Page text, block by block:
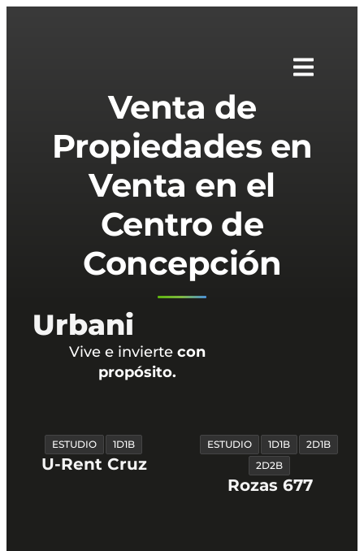
Venta de
Propiedades en
Venta en el
Centro de
Concepción
Urbani
Vive e invierte con
propósito.
ESTUDIO 1D1B
U-Rent Cruz
ESTUDIO 1D1B
2D1B
2D2B
Rozas 677